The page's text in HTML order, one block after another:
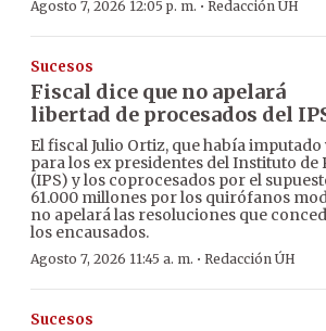
Agosto 7, 2026 12:05 p. m. · Redacción ÚH
Sucesos
Fiscal dice que no apelará
libertad de procesados del
El fiscal Julio Ortiz, que había
para los ex presidentes del Instituto de
(IPS) y los coprocesados por el
61.000 millones por los quirófanos
no apelará las resoluciones que
los encausados.
Agosto 7, 2026 11:45 a. m. · Redacción ÚH
Sucesos